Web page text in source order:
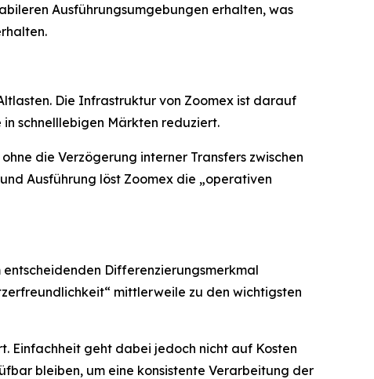
Ausführungsumgebungen erhalten, was
Die Infrastruktur von Zoomex ist darauf
schnelllebigen Märkten reduziert.
die Verzögerung interner Transfers zwischen
Ausführung löst Zoomex die „operativen
Differenzierungsmerkmal
mittlerweile zu den wichtigsten
Einfachheit geht dabei jedoch nicht auf Kosten
bleiben, um eine konsistente Verarbeitung der